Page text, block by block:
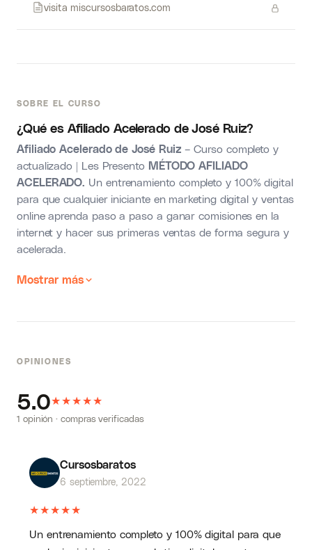
SOBRE EL CURSO
¿Qué es Afiliado Acelerado deJoséRuiz?
Afiliado Acelerado de José Ruiz – Curso completo y
actualizado | Les Presento MÉTODO AFILIADO
ACELERADO. Un entrenamiento completo y 100% digital
para que cualquier iniciante en marketing digital y ventas
online aprenda paso a paso a ganar comisiones en la
internet y hacer sus primeras ventas de forma segura y
acelerada.
Mostrar más
visita miscursosbaratos.com
OPINIONES
5.0★★★★★
1 opinión · compras verificadas
Cursosbaratos
6 septiembre, 2022
★★★★★
Un entrenamiento completo y 100% digital para que